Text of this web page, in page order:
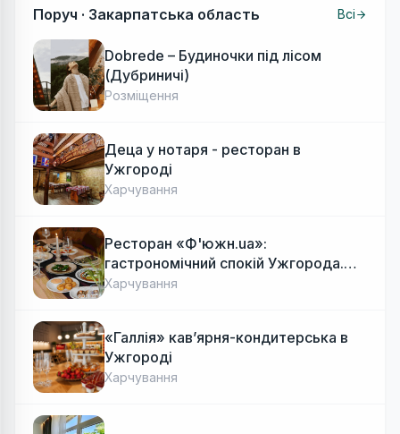
Поруч · Закарпатська область Всі
Dobrede – Будиночки під лісом
(Дубриничі)
Розміщення
Деца у нотаря - ресторан в
Ужгороді
Харчування
Ресторан «Ф'южн.ua»:
гастрономічний спокій Ужгорода.
Авторська локальна кухня, затишок
Харчування
«Галлія» кав’ярня-кондитерська в
Ужгороді
Харчування